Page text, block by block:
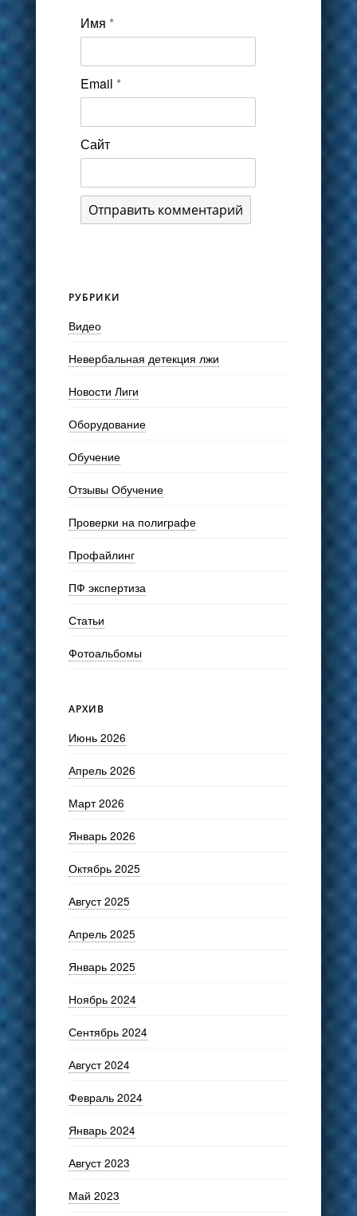
Имя *
Email *
Сайт
РУБРИКИ
Видео
Невербальная детекция лжи
Новости Лиги
Оборудование
Обучение
Отзывы Обучение
Проверки на полиграфе
Профайлинг
ПФ экспертиза
Статьи
Фотоальбомы
АРХИВ
Июнь 2026
Апрель 2026
Март 2026
Январь 2026
Октябрь 2025
Август 2025
Апрель 2025
Январь 2025
Ноябрь 2024
Сентябрь 2024
Август 2024
Февраль 2024
Январь 2024
Август 2023
Май 2023